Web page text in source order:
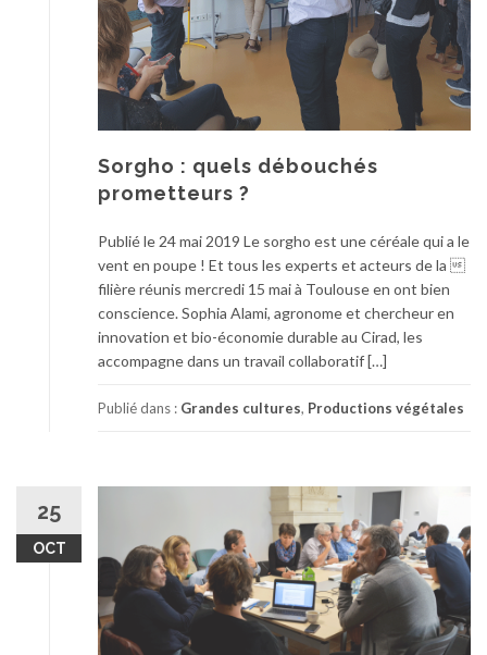
Sorgho : quels débouchés
prometteurs ?
Publié le 24 mai 2019 Le sorgho est une céréale qui a le
vent en poupe ! Et tous les experts et acteurs de la
filière réunis mercredi 15 mai à Toulouse en ont bien
conscience. Sophia Alami, agronome et chercheur en
innovation et bio-économie durable au Cirad, les
accompagne dans un travail collaboratif […]
Publié dans : Grandes cultures, Productions végétales
25
OCT